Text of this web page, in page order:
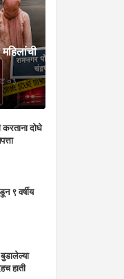
०३,
दोघे
९ वर्षीय
हाती